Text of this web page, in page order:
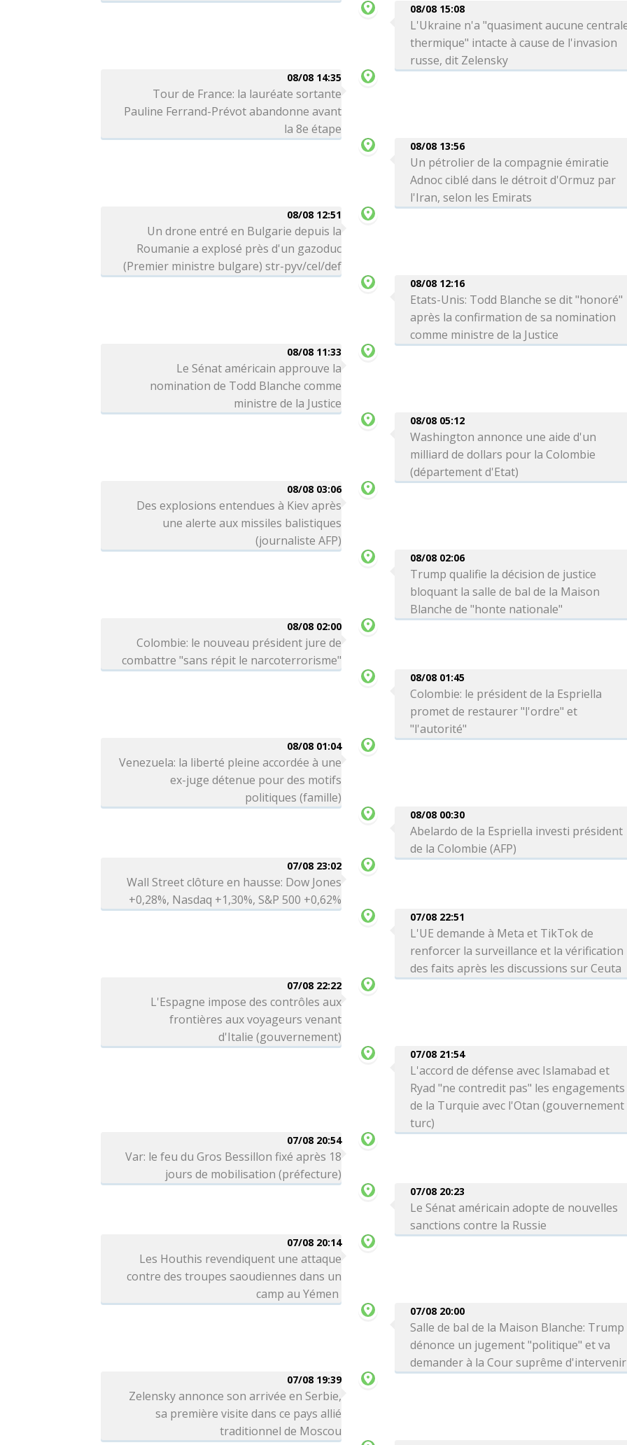
08/08 15:08
L'Ukraine n'a "quasiment aucune
thermique" intacte à cause de l'invasion
russe, dit Zelensky
08/08 14:35
Tour de France: la lauréate sortante
Pauline Ferrand-Prévot abandonne avant
la 8e étape
08/08 13:56
Un pétrolier de la compagnie émiratie
Adnoc ciblé dans le détroit d'Ormuz par
l'Iran, selon les Emirats
08/08 12:51
Un drone entré en Bulgarie depuis la
Roumanie a explosé près d'un gazoduc
(Premier ministre bulgare) str-pyv/cel/def
08/08 12:16
Etats-Unis: Todd Blanche se dit "honoré"
après la confirmation de sa nomination
comme ministre de la Justice
08/08 11:33
Le Sénat américain approuve la
nomination de Todd Blanche comme
ministre de la Justice
08/08 05:12
Washington annonce une aide d'un
milliard de dollars pour la Colombie
(département d'Etat)
08/08 03:06
Des explosions entendues à Kiev après
une alerte aux missiles balistiques
(journaliste AFP)
08/08 02:06
Trump qualifie la décision de justice
bloquant la salle de bal de la Maison
Blanche de "honte nationale"
08/08 02:00
Colombie: le nouveau président jure de
combattre "sans répit le narcoterrorisme"
08/08 01:45
Colombie: le président de la Espriella
promet de restaurer "l'ordre" et
"l'autorité"
08/08 01:04
Venezuela: la liberté pleine accordée à une
ex-juge détenue pour des motifs
politiques (famille)
08/08 00:30
Abelardo de la Espriella investi président
de la Colombie (AFP)
07/08 23:02
Wall Street clôture en hausse: Dow Jones
+0,28%, Nasdaq +1,30%, S&P 500 +0,62%
07/08 22:51
L'UE demande à Meta et TikTok de
renforcer la surveillance et la vérification
des faits après les discussions sur Ceuta
07/08 22:22
L'Espagne impose des contrôles aux
frontières aux voyageurs venant
d'Italie (gouvernement)
07/08 21:54
L'accord de défense avec Islamabad et
Ryad "ne contredit pas" les engagements
de la Turquie avec l'Otan (gouvernement
turc)
07/08 20:54
Var: le feu du Gros Bessillon fixé après 18
jours de mobilisation (préfecture)
07/08 20:23
Le Sénat américain adopte de nouvelles
sanctions contre la Russie
07/08 20:14
Les Houthis revendiquent une attaque
contre des troupes saoudiennes dans un
camp au Yémen
07/08 20:00
Salle de bal de la Maison Blanche: Trump
dénonce un jugement "politique" et va
demander à la Cour suprême d'intervenir
07/08 19:39
Zelensky annonce son arrivée en Serbie,
sa première visite dans ce pays allié
traditionnel de Moscou